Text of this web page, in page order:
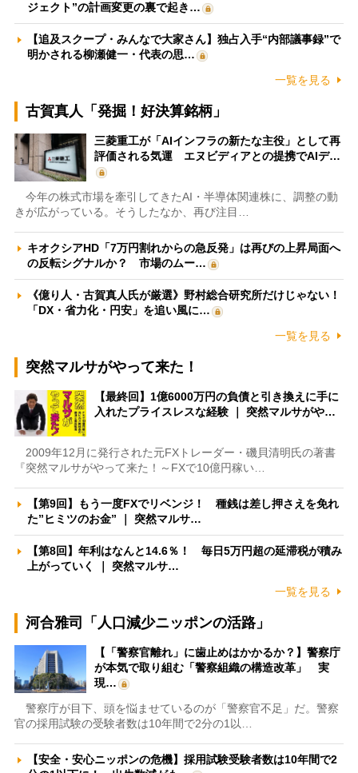
ジェクト”の計画変更の裏で起き…
【追及スクープ・みんなで大家さん】独占入手“内部議事録”で
明かされる柳瀬健一・代表の思…
一覧を見る
古賀真人「発掘！好決算銘柄」
三菱重工が「AIインフラの新たな主役」として再
評価される気運 エヌビディアとの提携でAIデ…
今年の株式市場を牽引してきたAI・半導体関連株に、調整の動
きが広がっている。そうしたなか、再び注目…
キオクシアHD「7万円割れからの急反発」は再びの上昇局面へ
の反転シグナルか？ 市場のムー…
《億り人・古賀真人氏が厳選》野村総合研究所だけじゃない！
「DX・省力化・円安」を追い風に…
一覧を見る
突然マルサがやって来た！
【最終回】1億6000万円の負債と引き換えに手に
入れたプライスレスな経験 ｜ 突然マルサがや…
2009年12月に発行された元FXトレーダー・磯貝清明氏の著書
『突然マルサがやって来た！～FXで10億円稼い…
【第9回】もう一度FXでリベンジ！ 種銭は差し押さえを免れ
た”ヒミツのお金” ｜ 突然マルサ…
【第8回】年利はなんと14.6％！ 毎日5万円超の延滞税が積み
上がっていく ｜ 突然マルサ…
一覧を見る
河合雅司「人口減少ニッポンの活路」
【「警察官離れ」に歯止めはかかるか？】警察庁
が本気で取り組む「警察組織の構造改革」 実
現…
警察庁が目下、頭を悩ませているのが「警察官不足」だ。警察
官の採用試験の受験者数は10年間で2分の1以…
【安全・安心ニッポンの危機】採用試験受験者数は10年間で2